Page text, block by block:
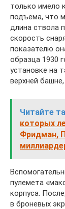
только имело
подъема, что
длина ствола
скорость
показателю
образца 1930
установке на
верхней
Читайте
которых
Фридман,
пулемета
корпуса.
в броневых